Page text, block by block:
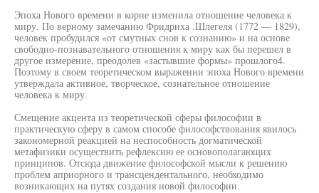
Эпоха Нового времени в корне изменила отношение человека к
миру. По верному замечанию Фридриха .Шлегеля (1772 — 1829),
человек пробудился «от смутных снов к сознанию» и на основе
свободно-познавательного отношения к миру как бы перешел в
другое измерение, преодолев «застывшие формы» прошлого4.
Поэтому в своем теоретическом выражении эпоха Нового времени
утверждала активное, творческое, сознательное отношение
человека к миру.
Смещение акцента из теоретической сферы философии в
практическую сферу в самом способе философствования явилось
закономерной реакцией на неспособность догматической
метафизики осуществить рефлексию ее основополагающих
принципов. Отсюда движение философской мысли к решению
проблем априорного и трансцендентального, необходимо
возникающих на путях создания новой философии.